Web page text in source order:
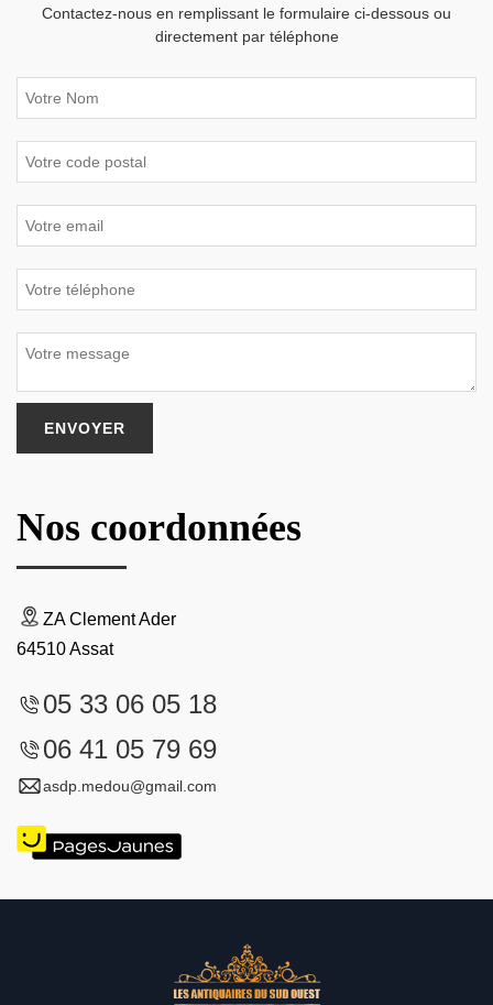
Contactez-nous en remplissant le formulaire ci-dessous ou
directement par téléphone
Nos coordonnées
ZA Clement Ader
64510 Assat
05 33 06 05 18
06 41 05 79 69
asdp.medou@gmail.com